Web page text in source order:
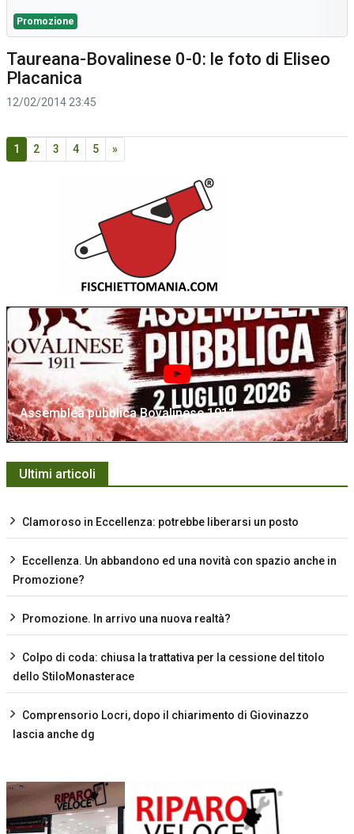
Promozione
Taureana-Bovalinese 0-0: le foto di Eliseo
Placanica
12/02/2014 23:45
1 2 3 4 5 »
Assemblea pubblica Bovalinese 1911
Ultimi articoli
Clamoroso in Eccellenza: potrebbe liberarsi un posto
Eccellenza. Un abbandono ed una novità con spazio anche in
Promozione?
Promozione. In arrivo una nuova realtà?
Colpo di coda: chiusa la trattativa per la cessione del titolo
dello StiloMonasterace
Comprensorio Locri, dopo il chiarimento di Giovinazzo
lascia anche dg